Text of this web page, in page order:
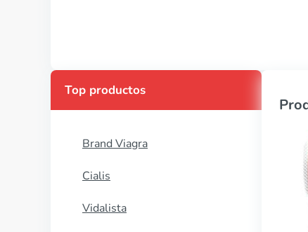
Top productos
Brand Viagra
Cialis
Vidalista